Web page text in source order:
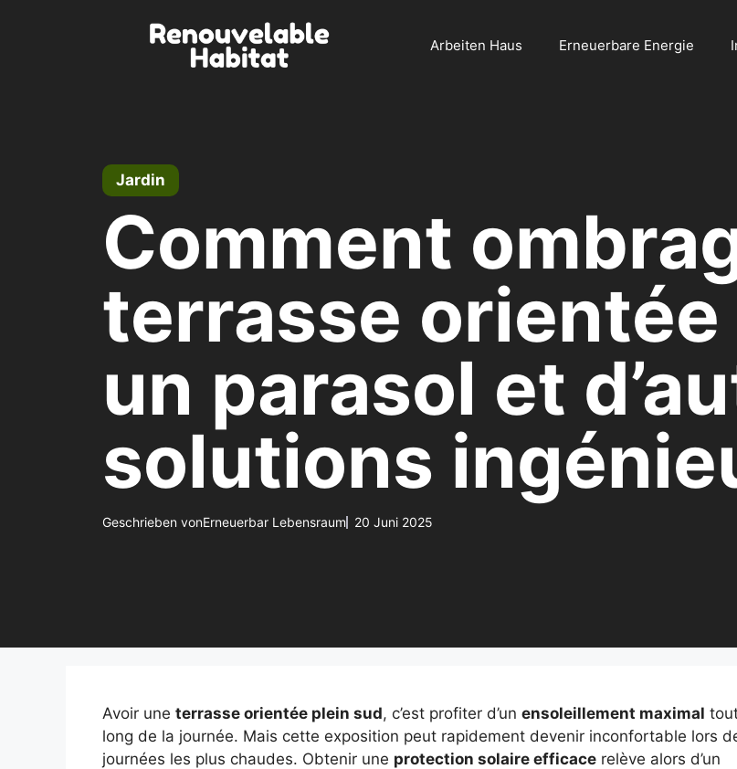
Arbeiten Haus Erneuerbare Energie
Jardin
Comment
terrasse orientée
un parasol et
solutions
Geschrieben vonErneuerbar Lebensraum 20 Juni 2025
Avoir une terrasse orientée plein sud, c’est profiter d’un ensoleillement maximal
long de la journée. Mais cette exposition peut rapidement devenir inconfortable lors
journées les plus chaudes. Obtenir une protection solaire efficace relève alors d’un